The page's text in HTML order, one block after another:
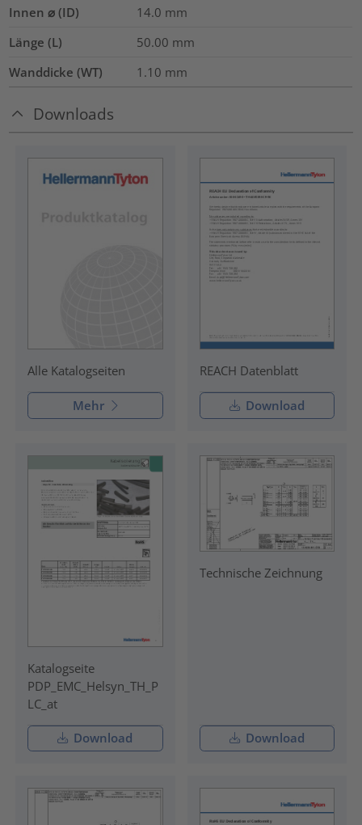
Innen ⌀ (ID) 14.0 mm
Länge (L)
50.00 mm
Wanddicke (WT)
1.10 mm
Downloads
Alle Katalogseiten
Mehr
REACH Datenblatt
Download
Katalogseite
PDP_EMC_Helsyn_TH_P
LC_at
Download
Technische Zeichnung
Download